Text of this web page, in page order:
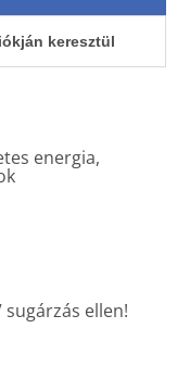
keresztül
energia,
sugárzás ellen!